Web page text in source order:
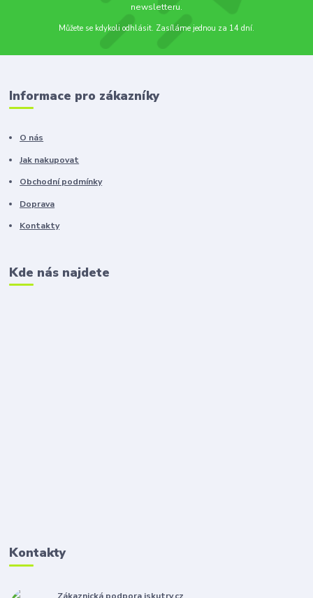
newsletteru.
Můžete se kdykoli odhlásit. Zasíláme jednou za 14 dní.
Informace pro zákazníky
O nás
Jak nakupovat
Obchodní podmínky
Doprava
Kontakty
Kde nás najdete
Kontakty
Zákaznická podpora iskutry.cz